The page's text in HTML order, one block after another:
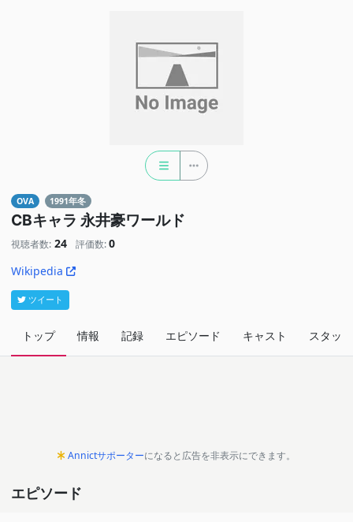
OVA 1991年冬
CBキャラ 永井豪ワールド
視聴者数: 24 評価数: 0
Wikipedia
ツイート
トップ 情報 記録 エピソード キャスト スタッフ
Annictサポーターになると広告を非表示にできます。
エピソード